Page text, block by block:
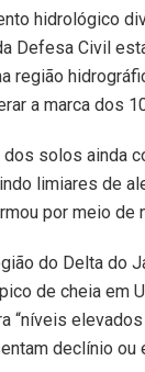
hidrológico
Defesa Civil
região
a marca dos
solos ainda
limiares de
por meio de
do Delta do
de cheia em
“níveis
declínio ou